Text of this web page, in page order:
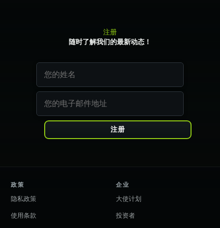
注册
随时了解我们的最新动态！
注册
政策
隐私政策
使用条款
企业
大使计划
投资者